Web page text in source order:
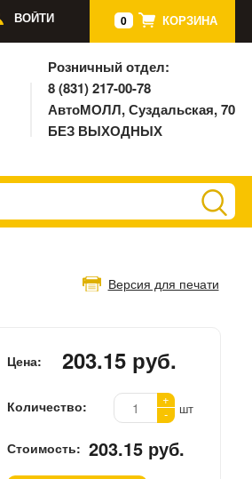
0 КОРЗИНА
ВОЙТИ
Розничный отдел:
8 (831) 217-00-78
АвтоМОЛЛ, Суздальская, 70
БЕЗ ВЫХОДНЫХ
Версия для печати
Цена: 203.15 руб.
Количество:
+
-
шт
Стоимость: 203.15 руб.